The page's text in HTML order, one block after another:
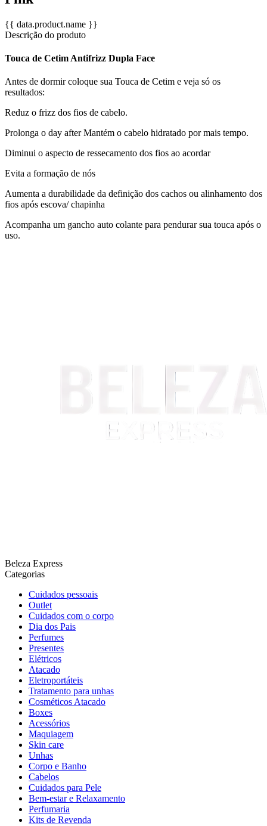
{{ data.product.name }}
Descrição do produto
Touca de Cetim Antifrizz Dupla Face
Antes de dormir coloque sua Touca de Cetim e veja só os
resultados:
Reduz o frizz dos fios de cabelo.
Prolonga o day after Mantém o cabelo hidratado por mais tempo.
Diminui o aspecto de ressecamento dos fios ao acordar
Evita a formação de nós
Aumenta a durabilidade da definição dos cachos ou alinhamento dos
fios após escova/ chapinha
Acompanha um gancho auto colante para pendurar sua touca após o
uso.
Beleza Express
Categorias
Cuidados pessoais
Outlet
Cuidados com o corpo
Dia dos Pais
Perfumes
Presentes
Elétricos
Atacado
Eletroportáteis
Tratamento para unhas
Cosméticos Atacado
Boxes
Acessórios
Maquiagem
Skin care
Unhas
Corpo e Banho
Cabelos
Cuidados para Pele
Bem-estar e Relaxamento
Perfumaria
Kits de Revenda